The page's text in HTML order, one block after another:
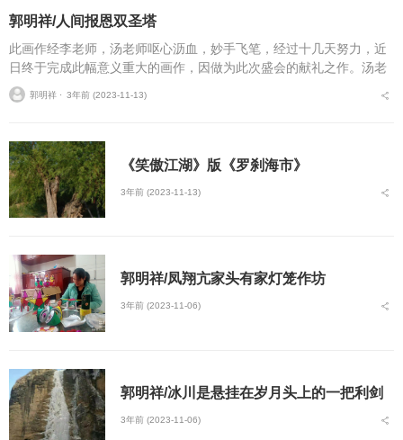
郭明祥/人间报恩双圣塔
此画作经李老师，汤老师呕心沥血，妙手飞笔，经过十几天努力，近
日终于完成此幅意义重大的画作，因做为此次盛会的献礼之作。汤老
师畅谈立意，其构思精巧，立意深远。据说是报恩寺塔传说是孙权为
母所建，大雁塔是李治...
郭明祥 ⋅ 3年前 (2023-11-13)
《笑傲江湖》版《罗刹海市》
3年前 (2023-11-13)
郭明祥/凤翔亢家头有家灯笼作坊
3年前 (2023-11-06)
郭明祥/冰川是悬挂在岁月头上的一把利剑
3年前 (2023-11-06)